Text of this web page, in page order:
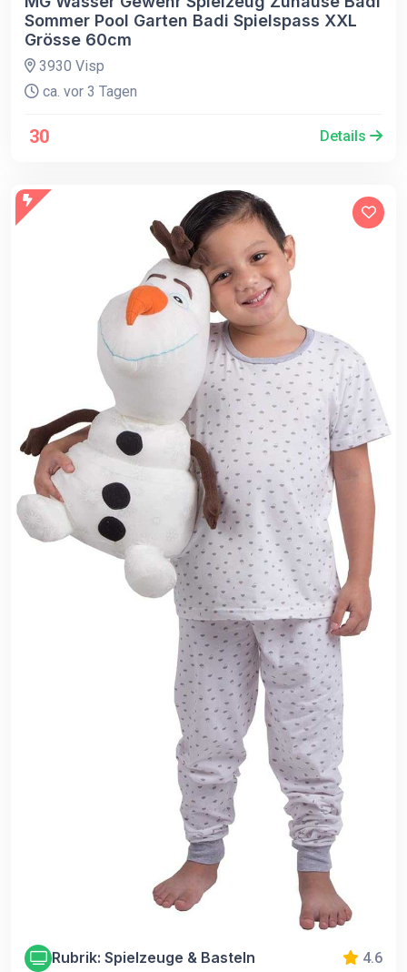
Sommer Pool Garten Badi Spielspass XXL
Grösse 60cm
3930 Visp
ca. vor 3 Tagen
30 Details
Rubrik: Spielzeuge & Basteln 4.6